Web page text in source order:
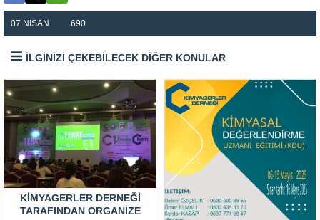
07 NISAN 690
İLGİNİZİ ÇEKEBİLECEK DİĞER KONULAR
KIMYAGERLER DERNEĞI
TARAFINDAN ORGANIZE